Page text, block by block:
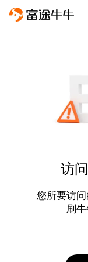
访
您所要访
刷